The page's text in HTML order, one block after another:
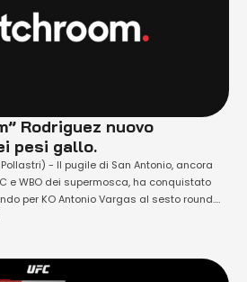
Rodriguez nuovo
pesi gallo.
- Il pugile di San Antonio, ancora
e WBO dei supermosca, ha conquistato
per KO Antonio Vargas al sesto round.
sale a 24 vittorie in altrettanti incontri